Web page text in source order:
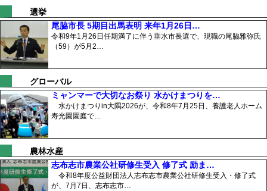
選挙
尾脇市長 5期目出馬表明 来年1月26日…
令和9年1月26日任期満了に伴う垂水市長選で、現職の尾脇雅弥氏
（59）が5月2…
グローバル
ミャンマーで大切なお祭り 水かけまつりを…
水かけまつりin大隅2026が、令和8年7月25日、養護老人ホーム
寿光園園庭で…
農林水産
志布志市農業公社研修生受入 修了式 励ま…
令和8年度公益財団法人志布志市農業公社研修生受入・修了式
が、7月7日、志布志市…